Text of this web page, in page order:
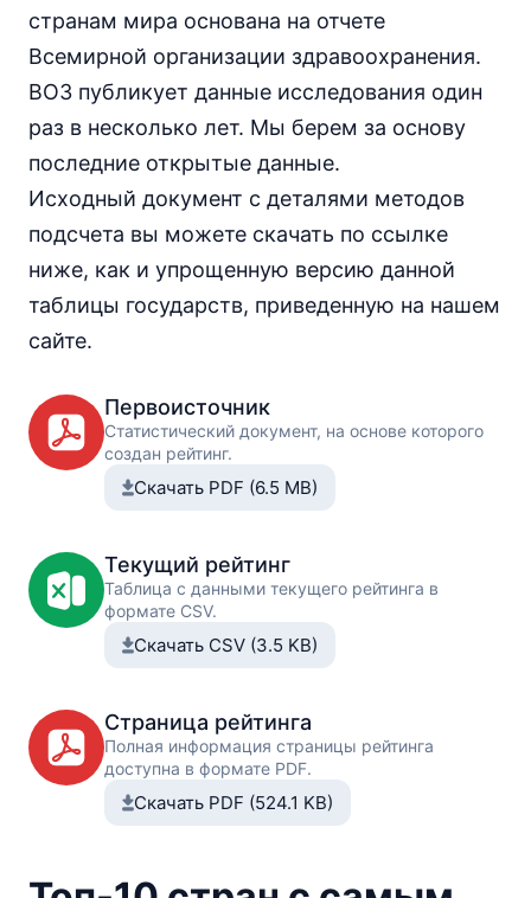
странам мира основана на отчете
Всемирной организации здравоохранения.
ВОЗ публикует данные исследования один
раз в несколько лет. Мы берем за основу
последние открытые данные.
Исходный документ с деталями методов
подсчета вы можете скачать по ссылке
ниже, как и упрощенную версию данной
таблицы государств, приведенную на нашем
сайте.
Первоисточник
Статистический документ, на основе которого
создан рейтинг.
Скачать PDF (6.5 MB)
Текущий рейтинг
Таблица с данными текущего рейтинга в
формате CSV.
Скачать CSV (3.5 KB)
Страница рейтинга
Полная информация страницы рейтинга
доступна в формате PDF.
Скачать PDF (524.1 KB)